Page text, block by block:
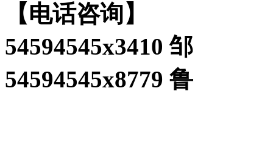
【电话咨询】
54594545x3410 邹
54594545x8779 鲁